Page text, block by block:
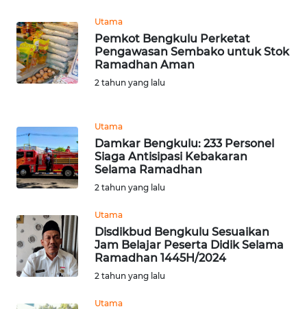
Utama
Pemkot Bengkulu Perketat
Pengawasan Sembako untuk Stok
Ramadhan Aman
2 tahun yang lalu
Utama
Damkar Bengkulu: 233 Personel
Siaga Antisipasi Kebakaran
Selama Ramadhan
2 tahun yang lalu
Utama
Disdikbud Bengkulu Sesuaikan
Jam Belajar Peserta Didik Selama
Ramadhan 1445H/2024
2 tahun yang lalu
Utama
SERDANG
WN
TEBING
WN
PAKPAK
WN
WN
BEKASI